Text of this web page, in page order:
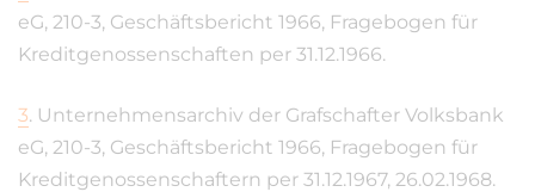
eG, 210-3, Geschäftsbericht 1966, Fragebogen für
Kreditgenossenschaften per 31.12.1966.
3. Unternehmensarchiv der Grafschafter Volksbank
eG, 210-3, Geschäftsbericht 1966, Fragebogen für
Kreditgenossenschaftern per 31.12.1967, 26.02.1968.